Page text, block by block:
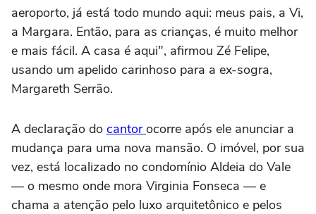
aeroporto, já está todo mundo aqui: meus pais, a Vi,
a Margara. Então, para as crianças, é muito melhor
e mais fácil. A casa é aqui", afirmou Zé Felipe,
usando um apelido carinhoso para a ex-sogra,
Margareth Serrão.
A declaração do cantorocorre após ele anunciar a
mudança para uma nova mansão. O imóvel, por sua
vez, está localizado no condomínio Aldeia do Vale
— o mesmo onde mora Virginia Fonseca — e
chama a atenção pelo luxo arquitetônico e pelos